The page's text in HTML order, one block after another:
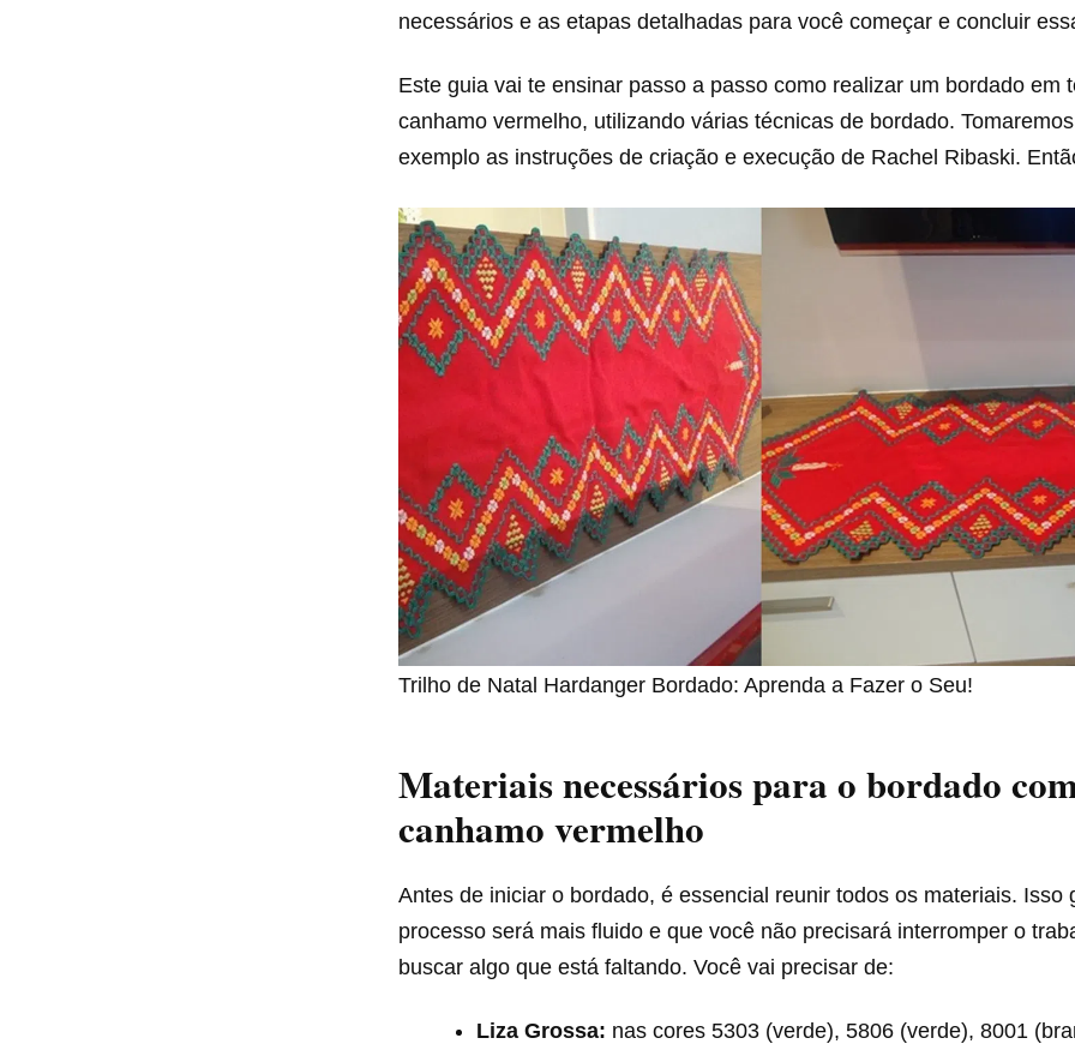
necessários e as etapas detalhadas para você começar e concluir
Este guia vai te ensinar passo a passo como realizar um bordado em
canhamo vermelho, utilizando várias técnicas de bordado.
exemplo as instruções de criação e execução de Rachel Ribaski.
Trilho de Natal Hardanger Bordado: Aprenda a Fazer o Seu!
Materiais necessários para o bordado
canhamo vermelho
Antes de iniciar o bordado, é essencial reunir todos os materiais. Isso
processo será mais fluido e que você não precisará interromper o
buscar algo que está faltando. Você vai precisar de:
Liza Grossa: nas cores 5303 (verde), 5806 (verde), 8001